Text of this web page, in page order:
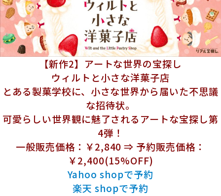
【新作2】アートな世界の宝探し
ウィルトと小さな洋菓子店
とある製菓学校に、小さな世界から届いた不思議
な招待状。
可愛らしい世界観に魅了されるアートな宝探し第
4弾！
一般販売価格：￥2,840 ⇒ 予約販売価格：
￥2,400(15%OFF)
Yahoo shopで予約
楽天 shopで予約